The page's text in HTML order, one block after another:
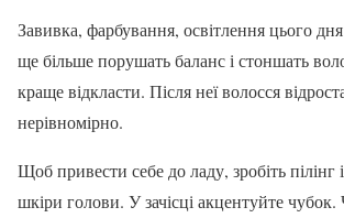
Завивка, фарбування, освітлення цього
ще більше порушать баланс і стоншать
краще відкласти. Після неї волосся
нерівномірно.
Щоб привести себе до ладу, зробіть пілінг
шкіри голови. У зачісці акцентуйте чубок.